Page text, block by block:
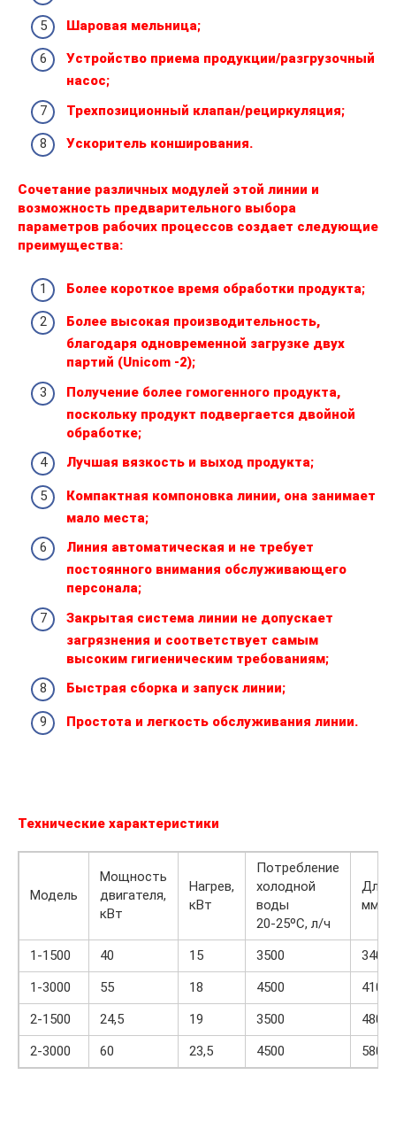
Шаровая мельница;
Устройство приема продукции/разгрузочный
насос;
Трехпозиционный клапан/рециркуляция;
Ускоритель конширования.
Сочетание различных модулей этой линии и
возможность предварительного выбора
параметров рабочих процессов создает следующие
преимущества:
Более короткое время обработки продукта;
Более высокая производительность,
благодаря одновременной загрузке двух
партий (Unicom -2);
Получение более гомогенного продукта,
поскольку продукт подвергается двойной
обработке;
Лучшая вязкость и выход продукта;
Компактная компоновка линии, она занимает
мало места;
Линия автоматическая и не требует
постоянного внимания обслуживающего
персонала;
Закрытая система линии не допускает
загрязнения и соответствует самым
высоким гигиеническим требованиям;
Быстрая сборка и запуск линии;
Простота и легкость обслуживания линии.
Технические характеристики
Модель
Мощность
двигателя,
кВт
Нагрев,
кВт
Потребление
холодной
воды
20-25ºC, л/ч
мм
1-1500 40 15 3500
3400
1-3000
55 18 4500
4100
2-1500
24,5 19 3500
4800
2-3000
60 23,5 4500 5800